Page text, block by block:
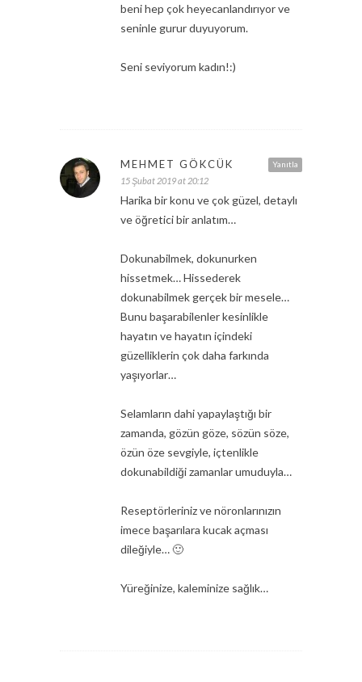
beni hep çok heyecanlandırıyor ve
seninle gurur duyuyorum.
Seni seviyorum kadın!:)
Yanıtla
MEHMET GÖKCÜK
15 Şubat 2019 at 20:12
Harika bir konu ve çok güzel, detaylı
ve öğretici bir anlatım…
Dokunabilmek, dokunurken
hissetmek… Hissederek
dokunabilmek gerçek bir mesele…
Bunu başarabilenler kesinlikle
hayatın ve hayatın içindeki
güzelliklerin çok daha farkında
yaşıyorlar…
Selamların dahi yapaylaştığı bir
zamanda, gözün göze, sözün söze,
özün öze sevgiyle, içtenlikle
dokunabildiği zamanlar umuduyla…
Reseptörleriniz ve nöronlarınızın
imece başarılara kucak açması
dileğiyle… 🙂
Yüreğinize, kaleminize sağlık…